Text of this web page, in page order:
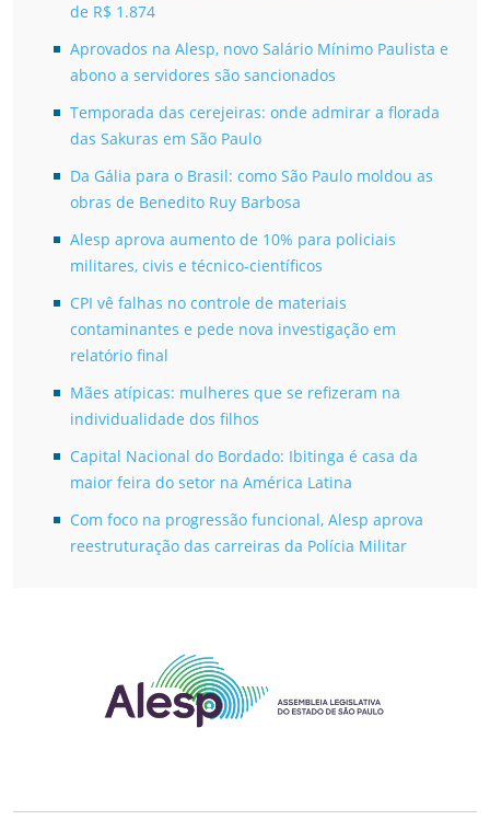
de R$ 1.874
Aprovados na Alesp, novo Salário Mínimo Paulista e
abono a servidores são sancionados
Temporada das cerejeiras: onde admirar a florada
das Sakuras em São Paulo
Da Gália para o Brasil: como São Paulo moldou as
obras de Benedito Ruy Barbosa
Alesp aprova aumento de 10% para policiais
militares, civis e técnico-científicos
CPI vê falhas no controle de materiais
contaminantes e pede nova investigação em
relatório final
Mães atípicas: mulheres que se refizeram na
individualidade dos filhos
Capital Nacional do Bordado: Ibitinga é casa da
maior feira do setor na América Latina
Com foco na progressão funcional, Alesp aprova
reestruturação das carreiras da Polícia Militar